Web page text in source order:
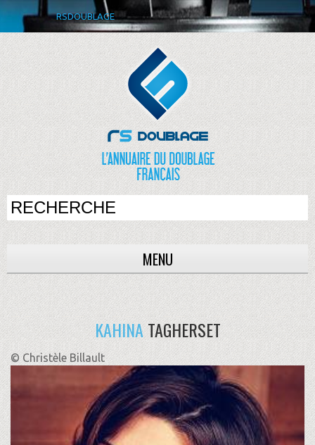
RSDOUBLAGE
MENU
KAHINATAGHERSET
© Christèle Billault